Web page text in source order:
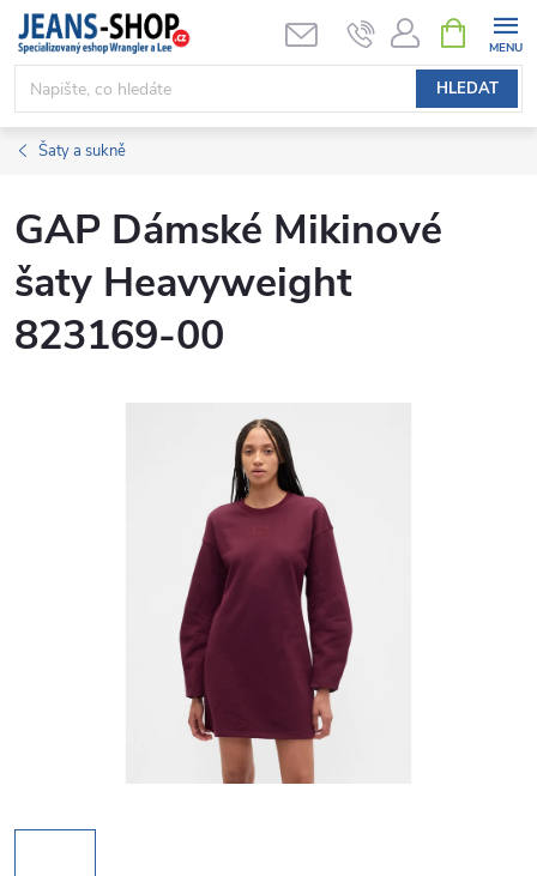
Přejít
obsah
HLEDAT
NÁKUPNÍ
KOŠÍK
Šaty a sukně
GAP Dámské Mikinové
šaty Heavyweight
823169-00